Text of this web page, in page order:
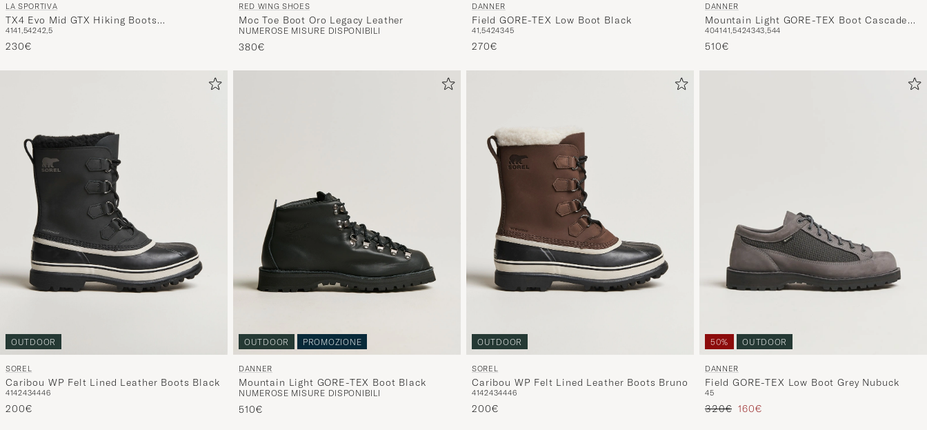
LA SPORTIVA
TX4 Evo Mid GTX Hiking Boots
Mocha/Savana
4141,54242,5
230€
RED WING SHOES
Moc Toe Boot Oro Legacy Leather
NUMEROSE MISURE DISPONIBILI
380€
DANNER
Field GORE-TEX Low Boot Black
41,5424345
270€
DANNER
Mountain Light GORE-TEX Boot Cascade
Clovis
404141,5424343,544
510€
OUTDOOR
SOREL
Caribou WP Felt Lined Leather Boots Black
4142434446
200€
OUTDOOR PROMOZIONE
DANNER
Mountain Light GORE-TEX Boot Black
NUMEROSE MISURE DISPONIBILI
510€
OUTDOOR
SOREL
Caribou WP Felt Lined Leather Boots Bruno
4142434446
200€
50% OUTDOOR
DANNER
Field GORE-TEX Low Boot Grey Nubuck
45
Prezzo ordinario
320€ Prezzo ridotto
160€